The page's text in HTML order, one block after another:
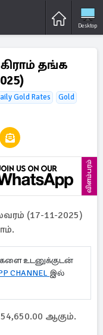
Desktop
தங்க
Gold Rates
Gold
விளம்பரம்
(17-11-2025)
உடனுக்குடன்
CHANNEL இல்
ஆகும்.